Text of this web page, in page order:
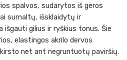
spalvos, sudarytos iš geros
sumaltų, išsklaidytų ir
gilius ir ryškius tonus. Šie
elastingos akrilo dervos
net ant negruntuotų paviršių.